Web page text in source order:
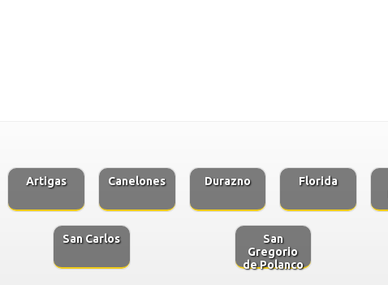
Artigas Canelones Durazno Florida
San Carlos
San
Gregorio
de Polanco